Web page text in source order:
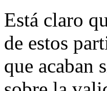
Está claro
de estos
que acaban